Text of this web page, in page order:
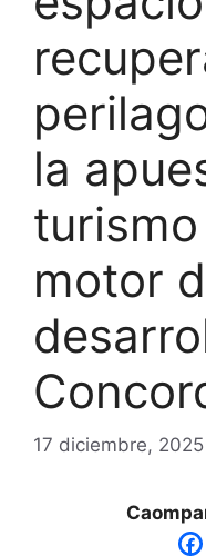
la
motor
17 diciembre, 2025